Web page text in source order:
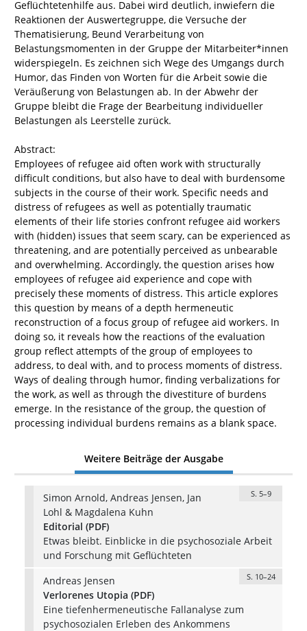
Geflüchtetenhilfe aus. Dabei wird deutlich, inwiefern die
Reaktionen der Auswertegruppe, die Versuche der
Thematisierung, Beund Verarbeitung von
Belastungsmomenten in der Gruppe der Mitarbeiter*innen
widerspiegeln. Es zeichnen sich Wege des Umgangs durch
Humor, das Finden von Worten für die Arbeit sowie die
Veräußerung von Belastungen ab. In der Abwehr der
Gruppe bleibt die Frage der Bearbeitung individueller
Belastungen als Leerstelle zurück.
Abstract:
Employees of refugee aid often work with structurally
difficult conditions, but also have to deal with burdensome
subjects in the course of their work. Specific needs and
distress of refugees as well as potentially traumatic
elements of their life stories confront refugee aid workers
with (hidden) issues that seem scary, can be experienced as
threatening, and are potentially perceived as unbearable
and overwhelming. Accordingly, the question arises how
employees of refugee aid experience and cope with
precisely these moments of distress. This article explores
this question by means of a depth hermeneutic
reconstruction of a focus group of refugee aid workers. In
doing so, it reveals how the reactions of the evaluation
group reflect attempts of the group of employees to
address, to deal with, and to process moments of distress.
Ways of dealing through humor, finding verbalizations for
the work, as well as through the divestiture of burdens
emerge. In the resistance of the group, the question of
processing individual burdens remains as a blank space.
Weitere Beiträge der Ausgabe
Simon Arnold, Andreas Jensen, Jan
Lohl & Magdalena Kuhn
S. 5–9
Editorial (PDF)
Etwas bleibt. Einblicke in die psychosoziale Arbeit
und Forschung mit Geflüchteten
Andreas Jensen
S. 10–24
Verlorenes Utopia (PDF)
Eine tiefenhermeneutische Fallanalyse zum
psychosozialen Erleben des Ankommens